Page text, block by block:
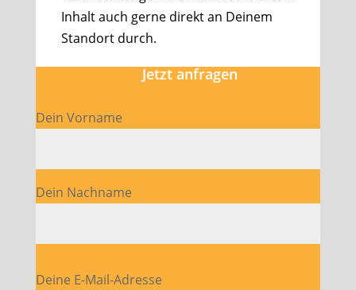
Inhalt auch gerne direkt an Deinem
Standort durch.
Jetzt anfragen
Dein Vorname
Dein Nachname
Bitte lasse dieses Feld leer.
Deine E-Mail-Adresse